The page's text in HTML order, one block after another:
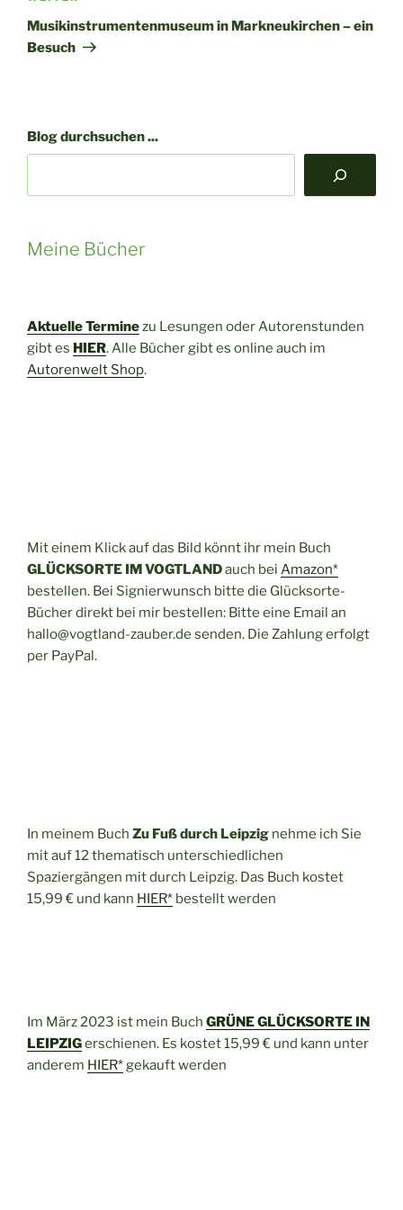
Beitrag
Musikinstrumentenmuseum in Markneukirchen – ein
Besuch
Blog durchsuchen ...
Meine Bücher
Aktuelle Terminezu Lesungen oder Autorenstunden
gibt es HIER. Alle Bücher gibt es online auch im
Autorenwelt Shop.
Mit einem Klick auf das Bild könnt ihr mein Buch
GLÜCKSORTE IM VOGTLANDauch bei Amazon*
bestellen. Bei Signierwunsch bitte die Glücksorte-
Bücher direkt bei mir bestellen: Bitte eine Email an
hallo@vogtland-zauber.de senden. Die Zahlung erfolgt
per PayPal.
In meinem Buch Zu Fuß durch Leipzig nehme ich Sie
mit auf 12 thematisch unterschiedlichen
Spaziergängen mit durch Leipzig. Das Buch kostet
15,99 € und kann HIER* bestellt werden
Im März 2023 ist mein Buch GRÜNE GLÜCKSORTE IN
LEIPZIGerschienen. Es kostet 15,99 € und kann unter
anderem HIER*gekauft werden